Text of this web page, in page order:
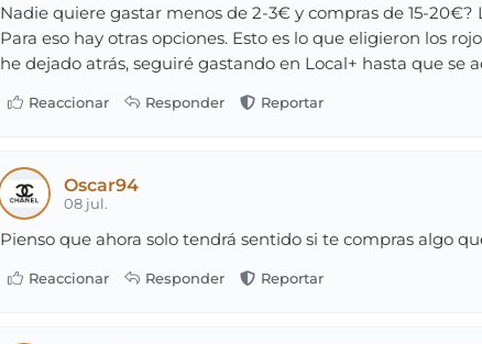
Nadie quiere gastar menos de 2-3€ y compras de 15-
Para eso hay otras opciones. Esto es lo que eligieron los
he dejado atrás, seguiré gastando en Local+ hasta que se
Oscar94
08 jul.
Pienso que ahora solo tendrá sentido si te compras algo